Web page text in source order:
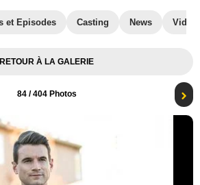
et Episodes Casting News
RETOUR À LA GALERIE
84/ 404 Photos